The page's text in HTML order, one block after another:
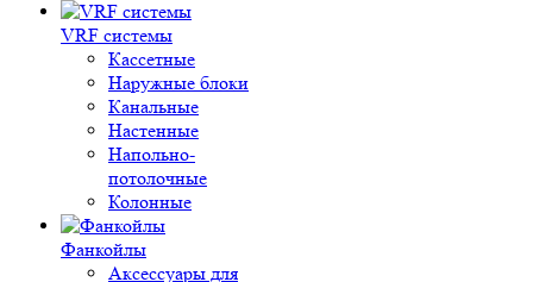
VRF системы
Кассетные
Наружные блоки
Канальные
Настенные
Напольно-
потолочные
Колонные
Фанкойлы
Аксессуары для